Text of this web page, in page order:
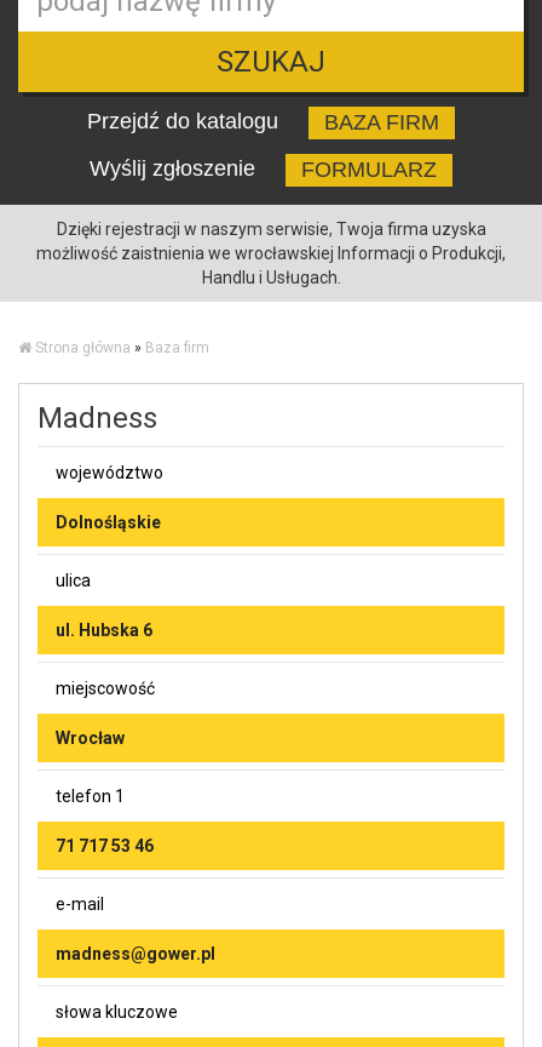
SZUKAJ
Przejdź do katalogu
BAZA FIRM
Wyślij zgłoszenie
FORMULARZ
Dzięki rejestracji w naszym serwisie, Twoja firma uzyska
możliwość zaistnienia we wrocławskiej Informacji o Produkcji,
Handlu i Usługach.
Strona główna » Baza firm
Madness
województwo
Dolnośląskie
ulica
ul. Hubska 6
miejscowość
Wrocław
telefon 1
71 717 53 46
e-mail
madness@gower.pl
słowa kluczowe